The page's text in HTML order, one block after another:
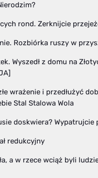
rond. Zerknijcie
Rozbiórka ruszy w
Wyszedł z domu na
wrażenie i przedłużyć
Stal Stalowa Wola
doskwiera? Wypatrujcie
redukcyjny
a w rzece wciąż byli